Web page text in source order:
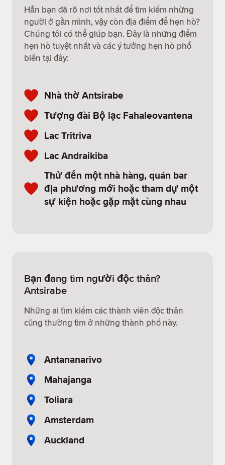
Hẳn bạn đã rõ nơi tốt nhất để tìm kiếm những
người ở gần mình, vậy còn địa điểm để hẹn hò?
Chúng tôi có thể giúp bạn. Đây là những điểm
hẹn hò tuyệt nhất và các ý tưởng hẹn hò phổ
biến tại đây:
Nhà thờ Antsirabe
Tượng đài Bộ lạc Fahaleovantena
Lac Tritriva
Lac Andraikiba
Thử đến một nhà hàng, quán bar
địa phương mới hoặc tham dự một
sự kiện hoặc gặp mặt cùng nhau
Bạn đang tìm người độc thân?
Antsirabe
Những ai tìm kiếm các thành viên độc thân
cũng thường tìm ở những thành phố này.
Antananarivo
Mahajanga
Toliara
Amsterdam
Auckland